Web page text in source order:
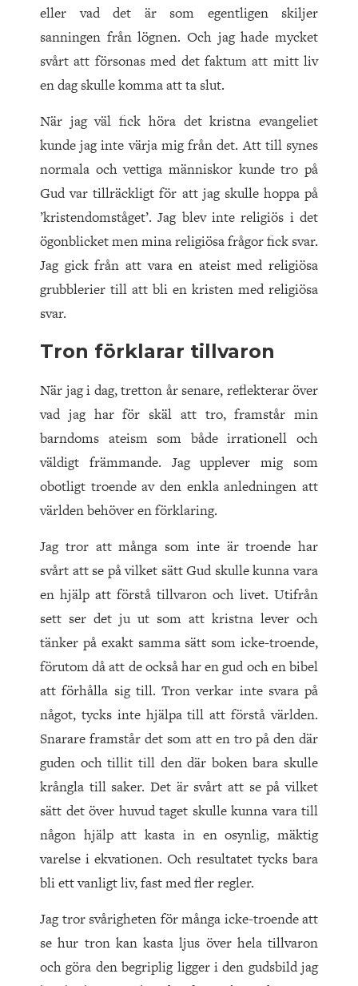
eller vad det är som egentligen skiljer
sanningen från lögnen. Och jag hade mycket
svårt att försonas med det faktum att mitt liv
en dag skulle komma att ta slut.
När jag väl fick höra det kristna evangeliet
kunde jag inte värja mig från det. Att till synes
normala och vettiga män­niskor kunde tro på
Gud var tillräckligt för att jag skulle hoppa på
’kristendomståget’. Jag blev inte religiös i det
ögonblicket men mina religiösa frågor fick svar.
Jag gick från att vara en ateist med religiösa
grubblerier till att bli en kristen med religiösa
svar.
Tron förklarar tillvaron
När jag i dag, tretton år senare, reflekterar över
vad jag har för skäl att tro, framstår min
barndoms ateism som både irrationell och
väldigt främmande. Jag upplever mig som
obotligt troende av den enkla anledningen att
världen behöver en förklaring.
Jag tror att många som inte är troende har
svårt att se på vilket sätt Gud skulle kunna vara
en hjälp att förstå tillvaron och livet. Utifrån
sett ser det ju ut som att kristna lever och
tänker på exakt samma sätt som icke-troende,
förutom då att de också har en gud och en bibel
att förhålla sig till. Tron verkar inte svara på
något, tycks inte hjälpa till att förstå världen.
Snarare framstår det som att en tro på den där
guden och tillit till den där boken bara skulle
krångla till saker. Det är svårt att se på vilket
sätt det över huvud taget skulle kunna vara till
någon hjälp att kasta in en osynlig, mäktig
varelse i ekvationen. Och resultatet tycks bara
bli ett vanligt liv, fast med fler regler.
Jag tror svårigheten för många icke-troende att
se hur tron kan kasta ljus över hela tillvaron
och göra den begriplig ligger i den gudsbild jag